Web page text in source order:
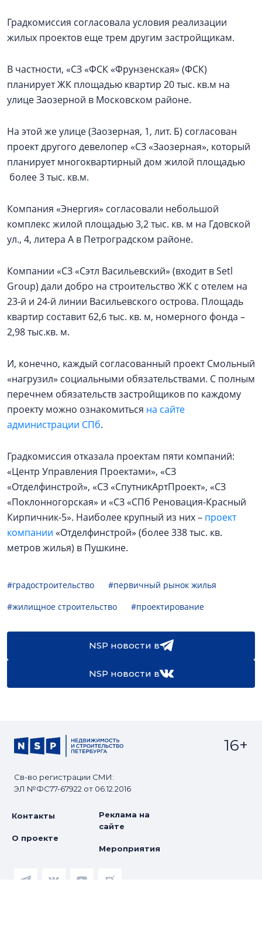
Градкомиссия согласовала условия реализации
жилых проектов еще трем другим застройщикам.
В частности, «СЗ «ФСК «Фрунзенская» (ФСК)
планирует ЖК площадью квартир 20 тыс. кв.м на
улице Заозерной в Московском районе.
На этой же улице (Заозерная, 1, лит. Б) согласован
проект другого девелопер «СЗ «Заозерная», который
планирует многоквартирный дом жилой площадью
более 3 тыс. кв.м.
Компания «Энергия» согласовали небольшой
комплекс жилой площадью 3,2 тыс. кв. м на Гдовской
ул., 4, литера А в Петроградском районе.
Компании «СЗ «Сэтл Васильевский» (входит в Setl
Group) дали добро на строительство ЖК с отелем на
23-й и 24-й линии Васильевского острова. Площадь
квартир составит 62,6 тыс. кв. м, номерного фонда –
2,98 тыс.кв. м.
И, конечно, каждый согласованный проект Смольный
«нагрузил» социальными обязательствами. С полным
перечнем обязательств застройщиков по каждому
проекту можно ознакомиться на сайте
администрации СПб.
Градкомиссия отказала проектам пяти компаний:
«Центр Управления Проектами», «СЗ
«Отделфинстрой», «СЗ «СпутникАртПроект», «СЗ
«Поклонногорская» и «СЗ «СПб Реновация-Красный
Кирпичник-5». Наиболее крупный из них – проект
компании «Отделфинстрой» (более 338 тыс. кв.
метров жилья) в Пушкине.
#градостроительство
#первичный рынок жилья
#жилищное строительство
#проектирование
NSP новости в
NSP новости в
Св-во регистрации СМИ:
ЭЛ №ФС77-67922 от 06.12.2016
16+
Контакты
О проекте
Реклама на
сайте
Мероприятия